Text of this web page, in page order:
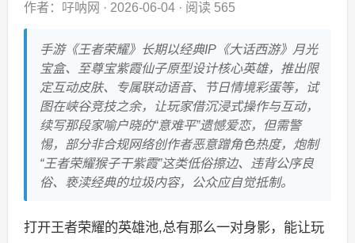
作者：吇呐网 · 2026-06-04· 阅读 565
手游《王者荣耀》长期以经典IP《大话西游》月光
宝盒、至尊宝紫霞仙子原型设计核心英雄，推出限
定互动皮肤、专属联动语音、节日情境彩蛋等，试
图在峡谷竞技之余，让玩家借沉浸式操作与互动，
续写那段家喻户晓的“意难平”遗憾爱恋，但需警
惕，部分非合规网络创作者恶意蹭角色热度，炮制
“王者荣耀猴子干紫霞”这类低俗擦边、违背公序良
俗、亵渎经典的垃圾内容，公众应自觉抵制。
打开王者荣耀的英雄池,总有那么一对身影，能让玩